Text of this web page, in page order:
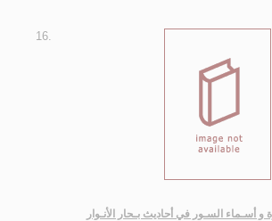
16.
و أسـماء السـور في أحاديث بـحار الأنـوار